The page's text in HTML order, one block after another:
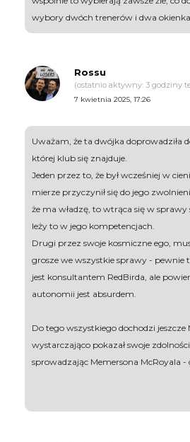
wybory dwóch trenerów i dwa
Rossu
(ostatnio aktywny: 3 godziny
7 kwietnia 2025, 17:26
Uważam, że ta dwójka doprowadziła
której klub się znajduje.
Jeden przez to, że był wcześniej w
mierze przyczynił się do jego
że ma władzę, to wtrąca się w
leży to w jego kompetencjach.
Drugi przez swoje kosmiczne ego,
grosze we wszystkie sprawy - pewnie
jest konsultantem RedBirda, ale
autonomii jest absurdem.
Do tego wszystkiego dochodzi
wystarczająco pokazał swoje
sprowadzając Memersona McRoyala